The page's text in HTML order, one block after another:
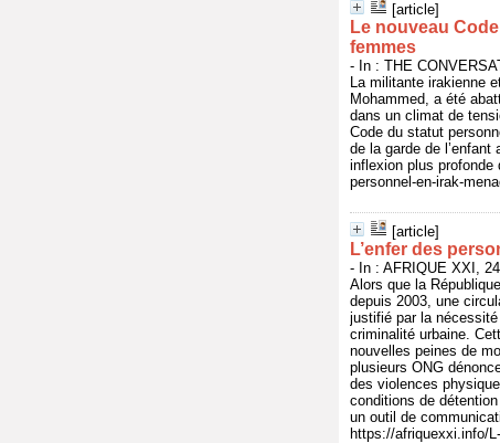
[article]
Le nouveau
femmes
- In : THE
La militante irakienne
Mohammed, a été
dans un climat de
Code du statut
de la garde de
inflexion plus
personnel-en-irak-
[article]
L’enfer des
- In : AFRIQUE XXI,
Alors que la
depuis 2003, une
justifié par la
criminalité urbaine.
nouvelles peines de
plusieurs ONG
des violences
conditions de
un outil de
https://afriquexxi.info/